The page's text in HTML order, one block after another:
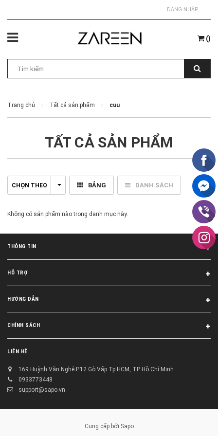
ĐĂNG NHẬP
()
Trang chủ Tất cả sản phẩm cuu
TẤT CẢ SẢN PHẨM
CHỌN THEO BẢNG DANH SÁCH
Không có sản phẩm nào trong danh mục này.
THÔNG TIN
HỖ TRỢ
HƯỚNG DẪN
CHÍNH SÁCH
LIÊN HỆ
169 Huỳnh Văn Nghê P.12 Gò Vấp Tp.HCM, TP Hồ Chí Minh
0933773448
support@sapo.vn
Cung cấp bởi Sapo